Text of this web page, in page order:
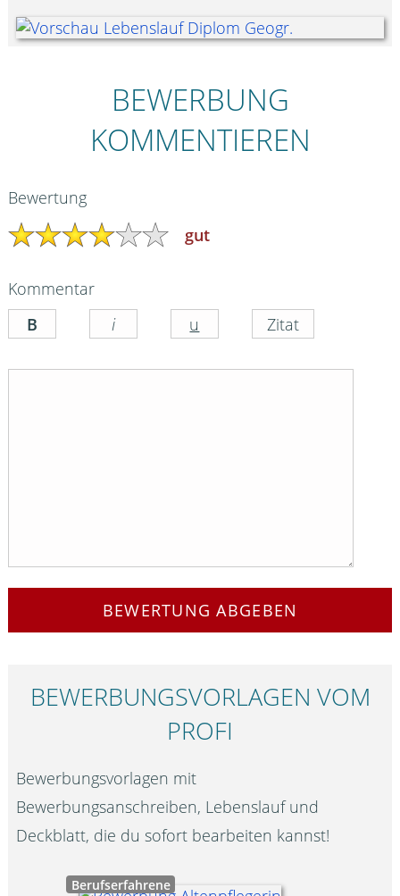
BEWERBUNG
KOMMENTIEREN
Bewertung
gut
Kommentar
BEWERTUNG ABGEBEN
BEWERBUNGS­VORLAGEN VOM
PROFI
Bewerbungsvorlagen mit
Bewerbungsanschreiben, Lebenslauf und
Deckblatt, die du sofort bearbeiten kannst!
Berufserfahrene